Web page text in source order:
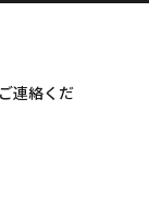
連絡くだ